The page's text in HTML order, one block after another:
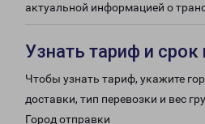
актуальной информацией о
Узнать тариф и срок
Чтобы узнать тариф, укажите
доставки, тип перевозки и вес
Город отправки